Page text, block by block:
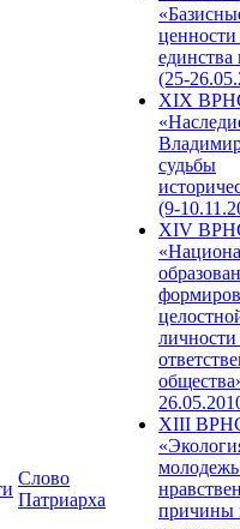
Слово
Патриарха
единства
(25-
XIX
судьбы
(9-
XIV
XIII
причины